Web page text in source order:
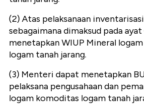
(2) Atas pelaksanaan
sebagaimana dimaksud pada
menetapkan WIUP Mineral
logam tanah jarang.
(3) Menteri dapat menetapkan
pelaksana pengusahaan dan
logam komoditas logam tanah